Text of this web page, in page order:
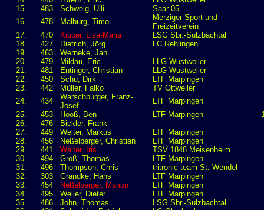
15.
483 Schweig, Ulli
Saar 05
16.
478 Malburg, Timo
Merziger Sport und
Freizeitverein
17.
470 Kipper, Lisa-Maria
LSG Sbr.-Sulzbachtal
18.
427 Dietrich, Jörg
LC Rehlingen
19.
463 Werneke, Jan
20.
479 Mildau, Eric
LLG Wustweiler
21.
481 Entinger, Christian
LLG Wustweiler
22.
450 Schu, Dirk
LTF Marpingen
23.
442 Müller, Falko
TV Ottweiler
24.
434 Warschburger, Franz-
Josef
LTF Marpingen
25.
453 Hooß, Ben LTF Marpingen
26.
476
Bickler, Frank
27.
449 Welter, Markus
LTF Marpingen
28.
456 Neßelberger, Christian
LTF Marpingen
29.
441 Walter, Iris
TSV 1848 Meisenheim
30.
494 Groß, Thomas
LTF Marpingen
31.
496 Thompson, Chris
tritronic team St. Wendel
32.
303 Grandke, Hans
LTF Marpingen
33.
454 Neßelberger, Marion
LTF Marpingen
34.
495 Weller, Dieter
LTF Marpingen
35.
486 John, Thomas
LSG Sbr.-Sulzbachtal